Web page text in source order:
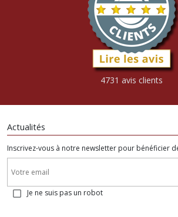
4731 avis clients
Actualités
Inscrivez-vous à notre newsletter pour bénéficier
Je ne suis pas un robot